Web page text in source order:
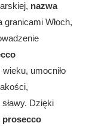
nazwa
Włoch,
umocniło
Dzięki
prosecco